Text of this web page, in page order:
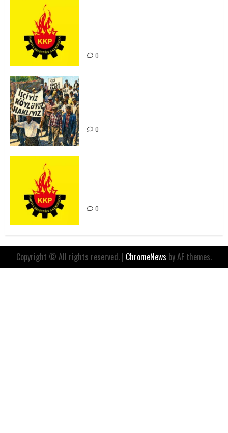
0
0
0
Copyright © All rights reserved. | ChromeNews by AF themes.